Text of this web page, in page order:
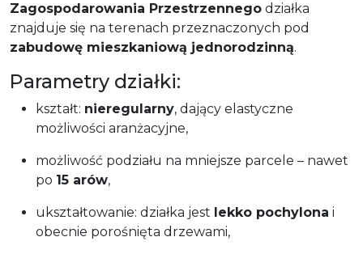
Zagospodarowania Przestrzennego działka
znajduje się na terenach przeznaczonych pod
zabudowę mieszkaniową jednorodzinną.
Parametry działki:
kształt: nieregularny, dający elastyczne
możliwości aranżacyjne,
możliwość podziału na mniejsze parcele – nawet
po 15 arów,
ukształtowanie: działka jest lekko pochylona i
obecnie porośnięta drzewami,